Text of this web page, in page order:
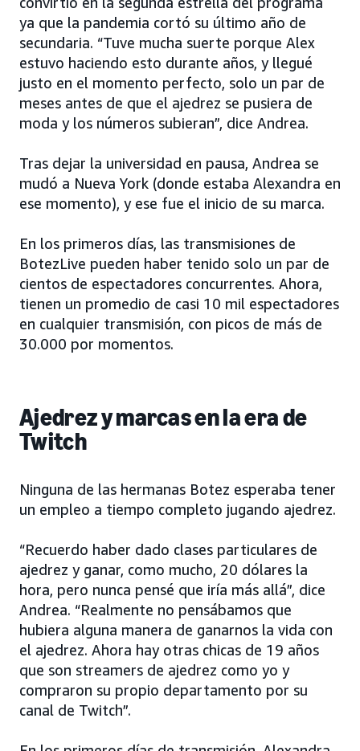
ya que la pandemia cortó su último año de
secundaria. “Tuve mucha suerte porque Alex
estuvo haciendo esto durante años, y llegué
justo en el momento perfecto, solo un par de
meses antes de que el ajedrez se pusiera de
moda y los números subieran”, dice Andrea.
Tras dejar la universidad en pausa, Andrea se
mudó a Nueva York (donde estaba Alexandra en
ese momento), y ese fue el inicio de su marca.
En los primeros días, las transmisiones de
BotezLive pueden haber tenido solo un par de
cientos de espectadores concurrentes. Ahora,
tienen un promedio de casi 10 mil espectadores
en cualquier transmisión, con picos de más de
30.000 por momentos.
Ajedrez y marcas en la era de
Twitch
Ninguna de las hermanas Botez esperaba tener
un empleo a tiempo completo jugando ajedrez.
“Recuerdo haber dado clases particulares de
ajedrez y ganar, como mucho, 20 dólares la
hora, pero nunca pensé que iría más allá”, dice
Andrea. “Realmente no pensábamos que
hubiera alguna manera de ganarnos la vida con
el ajedrez. Ahora hay otras chicas de 19 años
que son streamers de ajedrez como yo y
compraron su propio departamento por su
canal de Twitch”.